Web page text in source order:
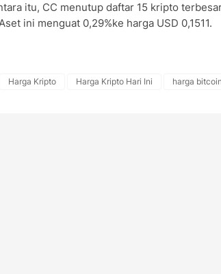
itu, CC menutup daftar 15 kripto
ini menguat 0,29%ke harga USD 0,1511.
Harga Kripto Harga Kripto Hari Ini harga bitcoin